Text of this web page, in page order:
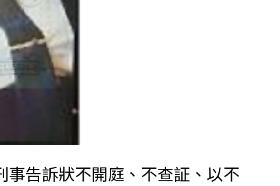
事告訴狀不開庭、不查証、以不